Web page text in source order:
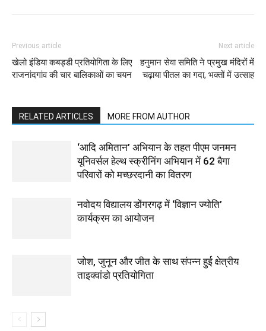
Previous article
खेलो इंडिया कबड्डी प्रतियोगिता के लिए
राजनांदगांव की चार बालिकाओं का चयन
Next article
हनुमान सेवा समिति ने प्रमुख मंदिरों में
चढ़ाया पीतल का गदा, भक्तों में उत्साह
RELATED ARTICLES MORE FROM AUTHOR
‘आदि अमितान’ अभियान के तहत पीएम जनमन
यूनिवर्सल हेल्थ स्क्रीनिंग अभियान में 62 बैगा
परिवारों को मच्छरदानी का वितरण
नवोदय विद्यालय डोंगरगढ़ में ‘विज्ञान ज्योति’
कार्यक्रम का आयोजन
जोश, जुनून और जीत के साथ संपन्न हुई क्षेत्रीय
ताइक्वांडो प्रतियोगिता